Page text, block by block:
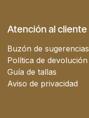
Atención al cliente
Buzón de sugerencias
Política de devolución
Guía de tallas
Aviso de privacidad